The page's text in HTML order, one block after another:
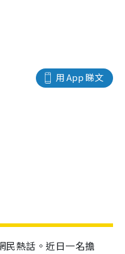
用 App 睇文
民熱話。近日一名擔